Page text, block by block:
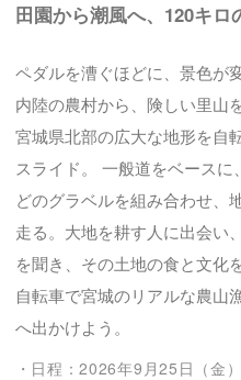
田園から潮風へ、120キロ
ペダルを漕ぐほどに、景色が
内陸の農村から、険しい里山
宮城県北部の広大な地形を自
スライド。 一般道をベース
どのグラベルを組み合わせ、
走る。大地を耕す人に出会い
を聞き、その土地の食と文化
自転車で宮城のリアルな農山
へ出かけよう。
・日程：2026年9月25日（金